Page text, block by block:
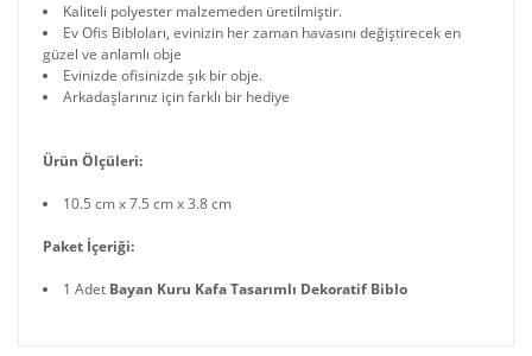
Kaliteli polyester malzemeden üretilmiştir.
Ev Ofis Bibloları, evinizin her zaman havasını değiştirecek en
güzel ve anlamlı obje
Evinizde ofisinizde şık bir obje.
Arkadaşlarınız için farklı bir hediye
Ürün Ölçüleri:
10.5 cm x 7.5 cm x 3.8 cm
Paket İçeriği:
1 Adet Bayan Kuru Kafa Tasarımlı Dekoratif Biblo